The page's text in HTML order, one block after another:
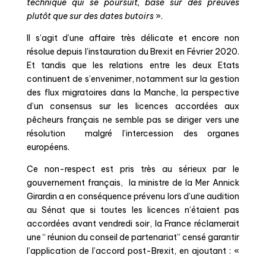
technique qui se poursuit, basé sur des preuves
plutôt que sur des dates butoirs».
Il s’agit d’une affaire très délicate et encore non
résolue depuis l’instauration du Brexit en Février 2020.
Et tandis que les relations entre les deux Etats
continuent de s’envenimer, notamment sur la gestion
des flux migratoires dans la Manche, la perspective
d’un consensus sur les licences accordées aux
pêcheurs français ne semble pas se diriger vers une
résolution malgré l’intercession des organes
européens.
Ce non-respect est pris très au sérieux par le
gouvernement français, la ministre de la Mer Annick
Girardin a en conséquence prévenu lors d’une audition
au Sénat que si toutes les licences n’étaient pas
accordées avant vendredi soir, la France réclamerait
une “ réunion du conseil de partenariat” censé garantir
l’application de l’accord post-Brexit, en ajoutant : «